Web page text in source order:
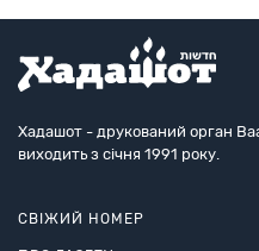
Хадашот - друкований орган
виходить з січня 1991 року.
СВІЖИЙ НОМЕР